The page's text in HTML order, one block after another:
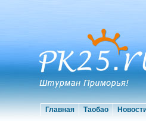
Главная Таобао